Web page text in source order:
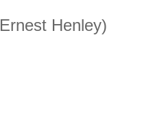
Henley)